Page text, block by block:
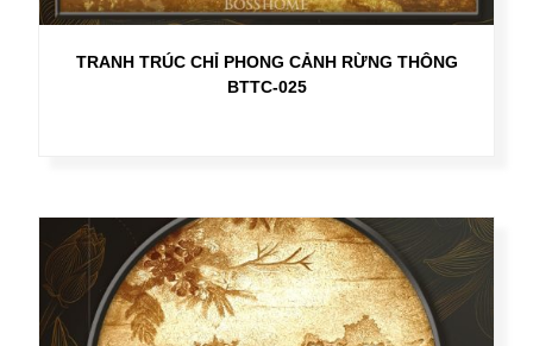
TRANH TRÚC CHỈ PHONG CẢNH RỪNG THÔNG
BTTC-025